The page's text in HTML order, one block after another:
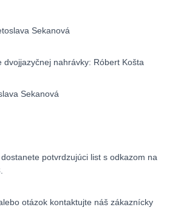
Sekanová
dvojjazyčnej nahrávky: Róbert Košta
Sekanová
potvrdzujúci list s odkazom na
otázok kontaktujte náš zákaznícky